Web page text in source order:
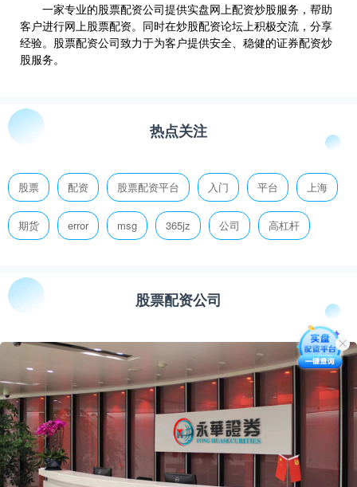
一家专业的股票配资公司提供实盘网上配资炒股服务，帮助
客户进行网上股票配资。同时在炒股配资论坛上积极交流，分享
经验。股票配资公司致力于为客户提供安全、稳健的证券配资炒
股服务。
热点关注
股票 配资 股票配资平台 入门 平台 上海
期货 error msg 365jz 公司 高杠杆
股票配资公司